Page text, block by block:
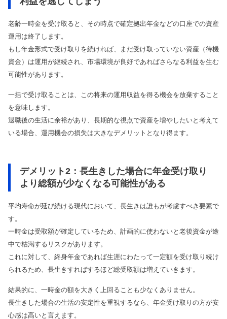
老齢一時金を受け取ると、その時点で確定拠出年金などの口座での資産
運用は終了します。
もし年金形式で受け取りを続ければ、まだ受け取っていない資産（待機
資金）は運用が継続され、市場環境が良好であればさらなる利益を生む
可能性があります。
一括で受け取ることは、この将来の運用収益を得る機会を放棄すること
を意味します。
退職後の生活に余裕があり、長期的な視点で資産を増やしたいと考えて
いる場合、運用機会の損失は大きなデメリットとなり得ます。
デメリット2：長生きした場合に年金受け取り
より総額が少なくなる可能性がある
平均寿命が延び続ける現代において、長生きは誰もが考慮すべき要素で
す。
一時金は受取額が確定しているため、計画的に使わないと老後資金が途
中で枯渇するリスクがあります。
これに対して、終身年金であれば生涯にわたって一定額を受け取り続け
られるため、長生きすればするほど総受取額は増えていきます。
結果的に、一時金の額を大きく上回ることも少なくありません。
長生きした場合の生活の安定性を重視するなら、年金受け取りの方が安
心感は高いと言えます。